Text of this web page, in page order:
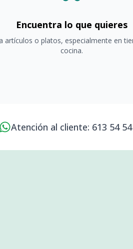
Encuentra lo que quieres
artículos o platos, especialmente en
cocina.
Atención al cliente: 613 54